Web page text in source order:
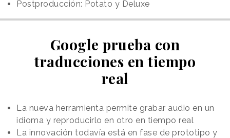
Postproducción: Potato y Deluxe
Google prueba con
traducciones en tiempo
real
La nueva herramienta permite grabar audio en un
idioma y reproducirlo en otro en tiempo real
La innovación todavía está en fase de prototipo y